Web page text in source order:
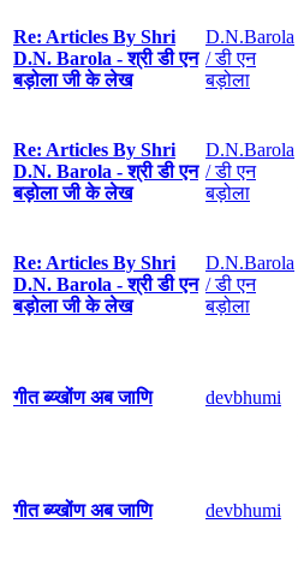
Re: Articles By Shri
D.N. Barola - श्री डी एन
बड़ोला जी के लेख
D.N.Barola
/ डी एन
बड़ोला
Re: Articles By Shri
D.N. Barola - श्री डी एन
बड़ोला जी के लेख
D.N.Barola
/ डी एन
बड़ोला
Re: Articles By Shri
D.N. Barola - श्री डी एन
बड़ोला जी के लेख
D.N.Barola
/ डी एन
बड़ोला
गीत ब्य्खोंण अब जाणि devbhumi
गीत ब्य्खोंण अब जाणि devbhumi